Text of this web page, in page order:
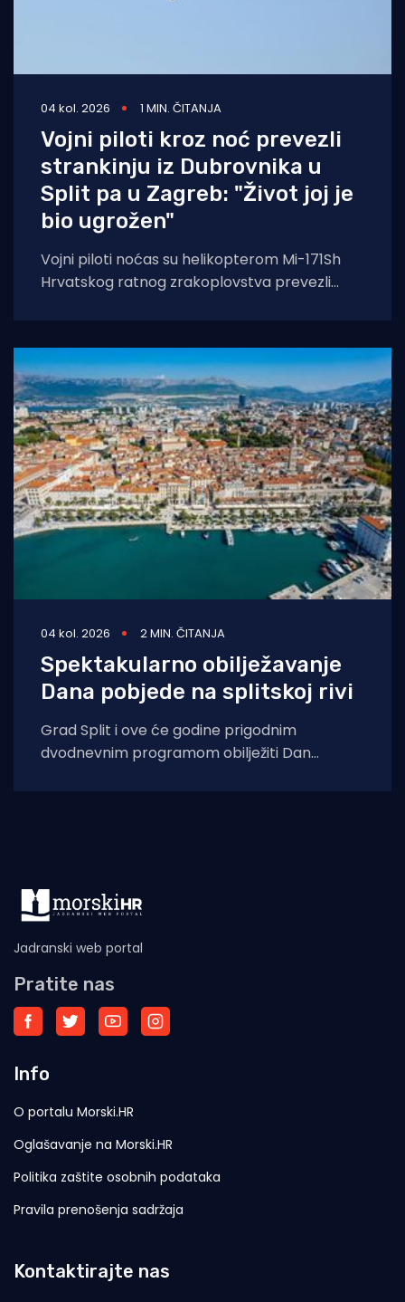
04 kol. 2026 1 MIN. ČITANJA
Vojni piloti kroz noć prevezli
strankinju iz Dubrovnika u
Split pa u Zagreb: "Život joj je
bio ugrožen"
Vojni piloti noćas su helikopterom Mi-171Sh
Hrvatskog ratnog zrakoplovstva prevezli
04 kol. 2026 2 MIN. ČITANJA
Spektakularno obilježavanje
Dana pobjede na splitskoj rivi
Grad Split i ove će godine prigodnim
dvodnevnim programom obilježiti Dan
Jadranski web portal
Pratite nas
Info
O portalu Morski.HR
Oglašavanje na Morski.HR
Politika zaštite osobnih podataka
Pravila prenošenja sadržaja
Kontaktirajte nas